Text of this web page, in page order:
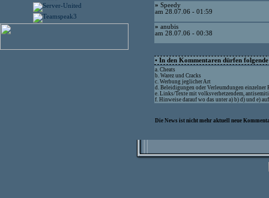
» Speedy
am 28.07.06 - 01:59
» anubis
am 28.07.06 - 00:38
• In den Kommentaren dürfen
a. Cheats
b. Warez und Cracks
c. Werbung jeglicher Art
d. Beleidigungen oder Verleumdungen einzelner
e. Links/Texte mit volksverhetzendem,
f. Hinweise darauf wo das unter a) b) d) und e)
Die News ist nicht mehr aktuell neue